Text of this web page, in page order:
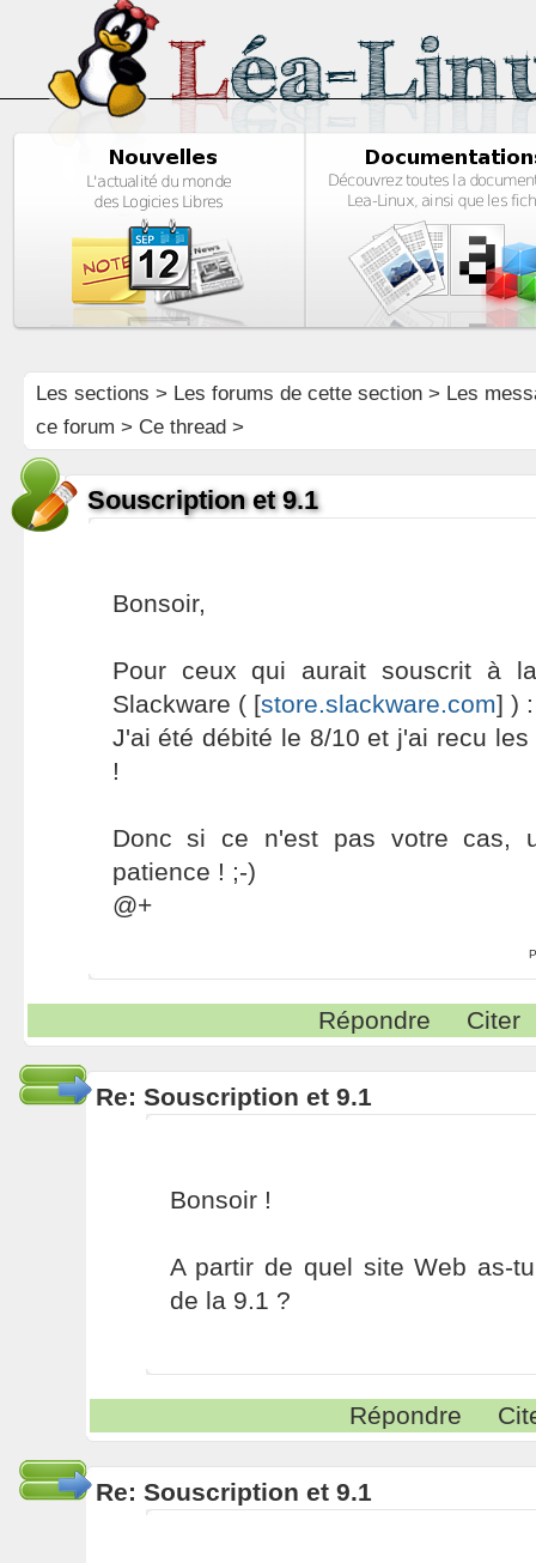
Les sections > Les forums de cette section> Les
ce forum > Ce thread >
Souscription et 9.1
Bonsoir,
Pour ceux qui aurait souscrit à
Slackware ( [store.slackware.com] ) :
J'ai été débité le 8/10 et j'ai recu
!
Donc si ce n'est pas votre cas,
patience ! ;-)
@+
Répondre Citer
Re: Souscription et 9.1
Bonsoir !
A partir de quel site Web as-
de la 9.1 ?
Répondre
Re: Souscription et 9.1